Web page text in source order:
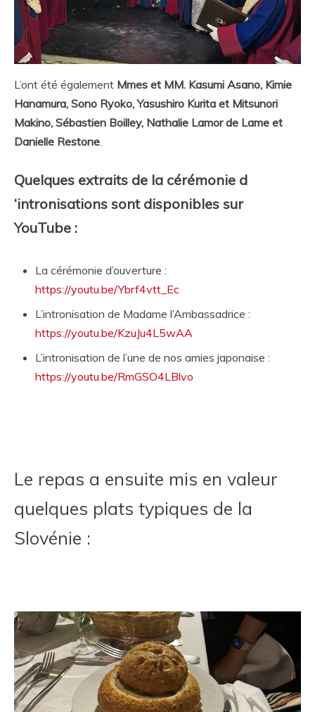
L’ont été également Mmes et MM. Kasumi Asano, Kimie
Hanamura, Sono Ryoko, Yasushiro Kurita et Mitsunori
Makino, Sébastien Boilley, Nathalie Lamor de Lame et
Danielle Restone.
Quelques extraits de la cérémonie d
‘intronisations sont disponibles sur
YouTube :
La cérémonie d’ouverture :
https://youtu.be/Ybrf4vtt_Ec
L’intronisation de Madame l’Ambassadrice :
https://youtu.be/KzuJu4L5wAA
L’intronisation de l’une de nos amies japonaise :
https://youtu.be/RmGSO4LBlvo
Le repas a ensuite mis en valeur
quelques plats typiques de la
Slovénie :